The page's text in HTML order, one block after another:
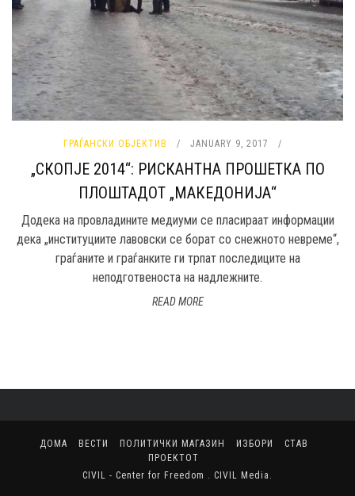
ГРАЃАНСКИ ОБЈЕКТИВ JANUARY 9, 2017
„СКОПЈЕ 2014“: РИСКАНТНА ПРОШЕТКА ПО
ПЛОШТАДОТ „МАКЕДОНИЈА“
Додека на провладините медиуми се пласираат информации
дека „институциите лавовски се борат со снежното невреме“,
граѓаните и граѓанките ги трпат последиците на
неподготвеноста на надлежните.
READ MORE
ДОМА ВЕСТИ ПОЛИТИЧКИ МАГАЗИН ИЗБОРИ
СТАВ
ПРОЕКТОТ
CIVIL - Center for Freedom
CIVIL Media